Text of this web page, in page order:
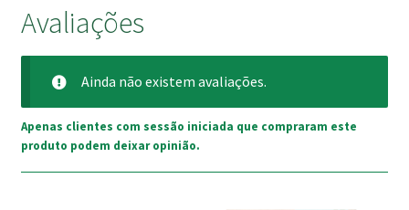
Avaliações
Ainda não existem avaliações.
Apenas clientes com sessão iniciada que compraram este
produto podem deixar opinião.